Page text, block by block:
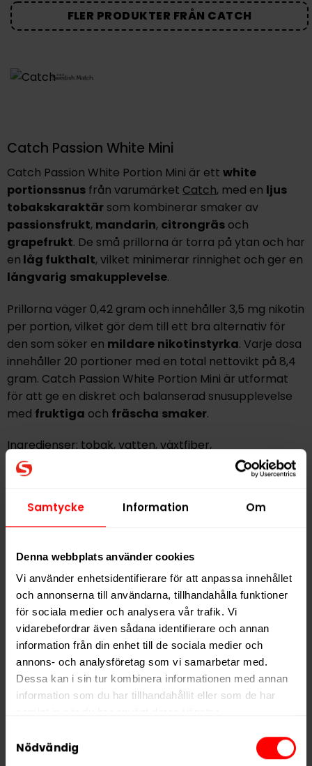
Samtycke Information Om
Denna webbplats använder cookies
Vi använder enhetsidentifierare för att anpassa innehållet
och annonserna till användarna, tillhandahålla funktioner
för sociala medier och analysera vår trafik. Vi
vidarebefordrar även sådana identifierare och annan
information från din enhet till de sociala medier och
annons- och analysföretag som vi samarbetar med.
Dessa kan i sin tur kombinera informationen med annan
information som du har tillhandahållit eller som de har
We work with
who may receive and
Nödvändig
FLER PRODUKTER FRÅN CATCH
Catch Passion White Mini
Catch Passion White Portion Mini är ett white
portionssnusfrån varumärket Catch, med en ljus
tobakskaraktärsom kombinerar smaker av
passionsfrukt, mandarin, citrongräsoch
grapefrukt. De små prillorna är torra på ytan och har
en låg fukthalt, vilket minimerar rinnighet och ger en
långvarig smakupplevelse.
Prillorna väger 0,42 gram och innehåller 3,5 mg nikotin
per portion, vilket gör dem till ett bra alternativ för
den som söker en mildare nikotinstyrka. Varje dosa
innehåller 20 portioner med en total nettovikt på 8,4
gram. Catch Passion White Portion Mini är utformat
för att ge en diskret och balanserad snusupplevelse
med fruktiga och fräscha smaker.
Ingredienser: tobak, vatten, växtfiber,
fuktighetsbevarande medel, salt, surhetsreglerande
medel, aromer, sötningsmedel.
Hitta alla produkter från
Alla produkter med smakenFrukt,
PRODUKTINFORMATION
Typ
White Portion
Smak
Frukt,Traditionell
Format
Mini
Styrka
Normal